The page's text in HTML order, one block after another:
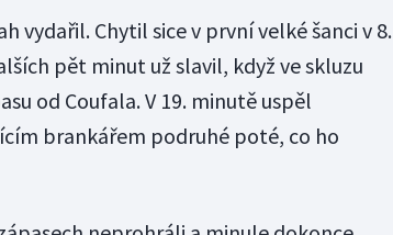
vydařil. Chytil sice v první velké šanci v 8.
pět minut už slavil, když ve skluzu
od Coufala. V 19. minutě uspěl
brankářem podruhé poté, co ho